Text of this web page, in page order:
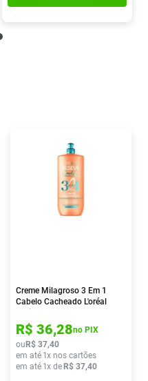
Creme Milagroso 3 Em 1
Cabelo Cacheado L'oréal
Dos Sonhos 500ml
R$ 36,28no PIX
ou R$ 37,40
em até 1x nos cartões
em até 1x de R$ 37,40